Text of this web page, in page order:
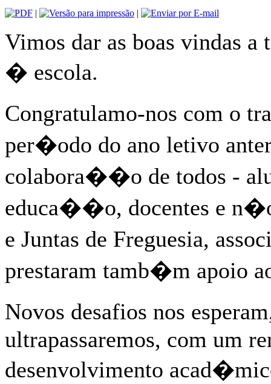
| |
Vimos dar as boas vindas a
� escola.
Congratulamo-nos com o
per�odo do ano letivo
colabora��o de todos -
educa��o, docentes e
e Juntas de Freguesia,
prestaram tamb�m apoio
Novos desafios nos
ultrapassaremos, com um
desenvolvimento